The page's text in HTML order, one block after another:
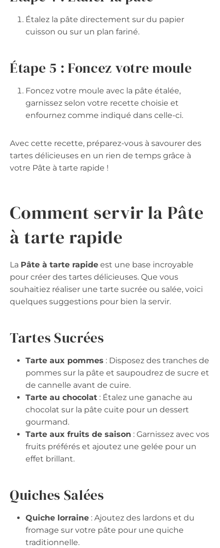
Étalez la pâte directement sur du papier
cuisson ou sur un plan fariné.
Étape 5 : Foncez votre moule
Foncez votre moule avec la pâte étalée,
garnissez selon votre recette choisie et
enfournez comme indiqué dans celle-ci.
Avec cette recette, préparez-vous à savourer des
tartes délicieuses en un rien de temps grâce à
votre Pâte à tarte rapide !
Comment servir la Pâte
à tarte rapide
La Pâte à tarte rapide est une base incroyable
pour créer des tartes délicieuses. Que vous
souhaitiez réaliser une tarte sucrée ou salée, voici
quelques suggestions pour bien la servir.
Tartes Sucrées
Tarte aux pommes : Disposez des tranches de
pommes sur la pâte et saupoudrez de sucre et
de cannelle avant de cuire.
Tarte au chocolat : Étalez une ganache au
chocolat sur la pâte cuite pour un dessert
gourmand.
Tarte aux fruits de saison : Garnissez avec vos
fruits préférés et ajoutez une gelée pour un
effet brillant.
Quiches Salées
Quiche lorraine : Ajoutez des lardons et du
fromage sur votre pâte pour une quiche
traditionnelle.